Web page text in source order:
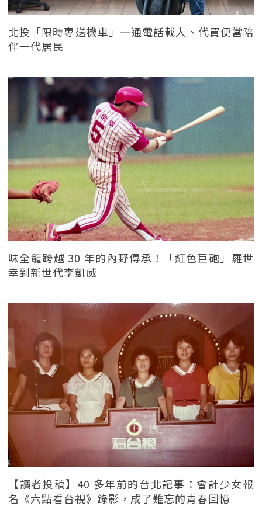
北投「限時專送機車」一通電話載人、代買便當陪
伴一代居民
味全龍跨越 30 年的內野傳承！「紅色巨砲」羅世
幸到新世代李凱威
【讀者投稿】40 多年前的台北記事：會計少女報
名《六點看台視》錄影，成了難忘的青春回憶